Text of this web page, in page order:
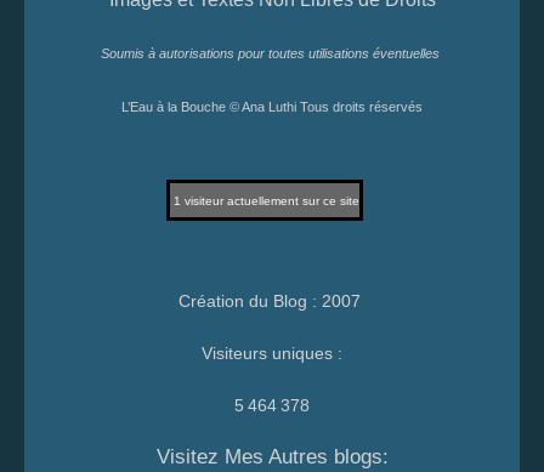
Soumis à autorisations pour toutes utilisations éventuelles
L’Eau à la Bouche © Ana Luthi Tous droits réservés
1 visiteur actuellement sur ce site
Création du Blog : 2007
Visiteurs uniques :
5 464 378
Visitez Mes Autres blogs: